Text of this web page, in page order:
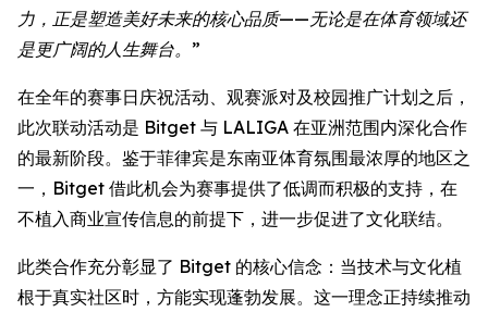
力，正是塑造美好未来的核心品质——无论是在体育领域还
是更广阔的人生舞台。”
在全年的赛事日庆祝活动、观赛派对及校园推广计划之后，
此次联动活动是 Bitget 与 LALIGA 在亚洲范围内深化合作
的最新阶段。鉴于菲律宾是东南亚体育氛围最浓厚的地区之
一，Bitget 借此机会为赛事提供了低调而积极的支持，在
不植入商业宣传信息的前提下，进一步促进了文化联结。
此类合作充分彰显了 Bitget 的核心信念：当技术与文化植
根于真实社区时，方能实现蓬勃发展。这一理念正持续推动